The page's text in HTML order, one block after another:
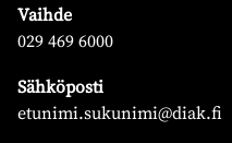
Vaihde
029 469 6000
Sähköposti
etunimi.sukunimi@diak.fi